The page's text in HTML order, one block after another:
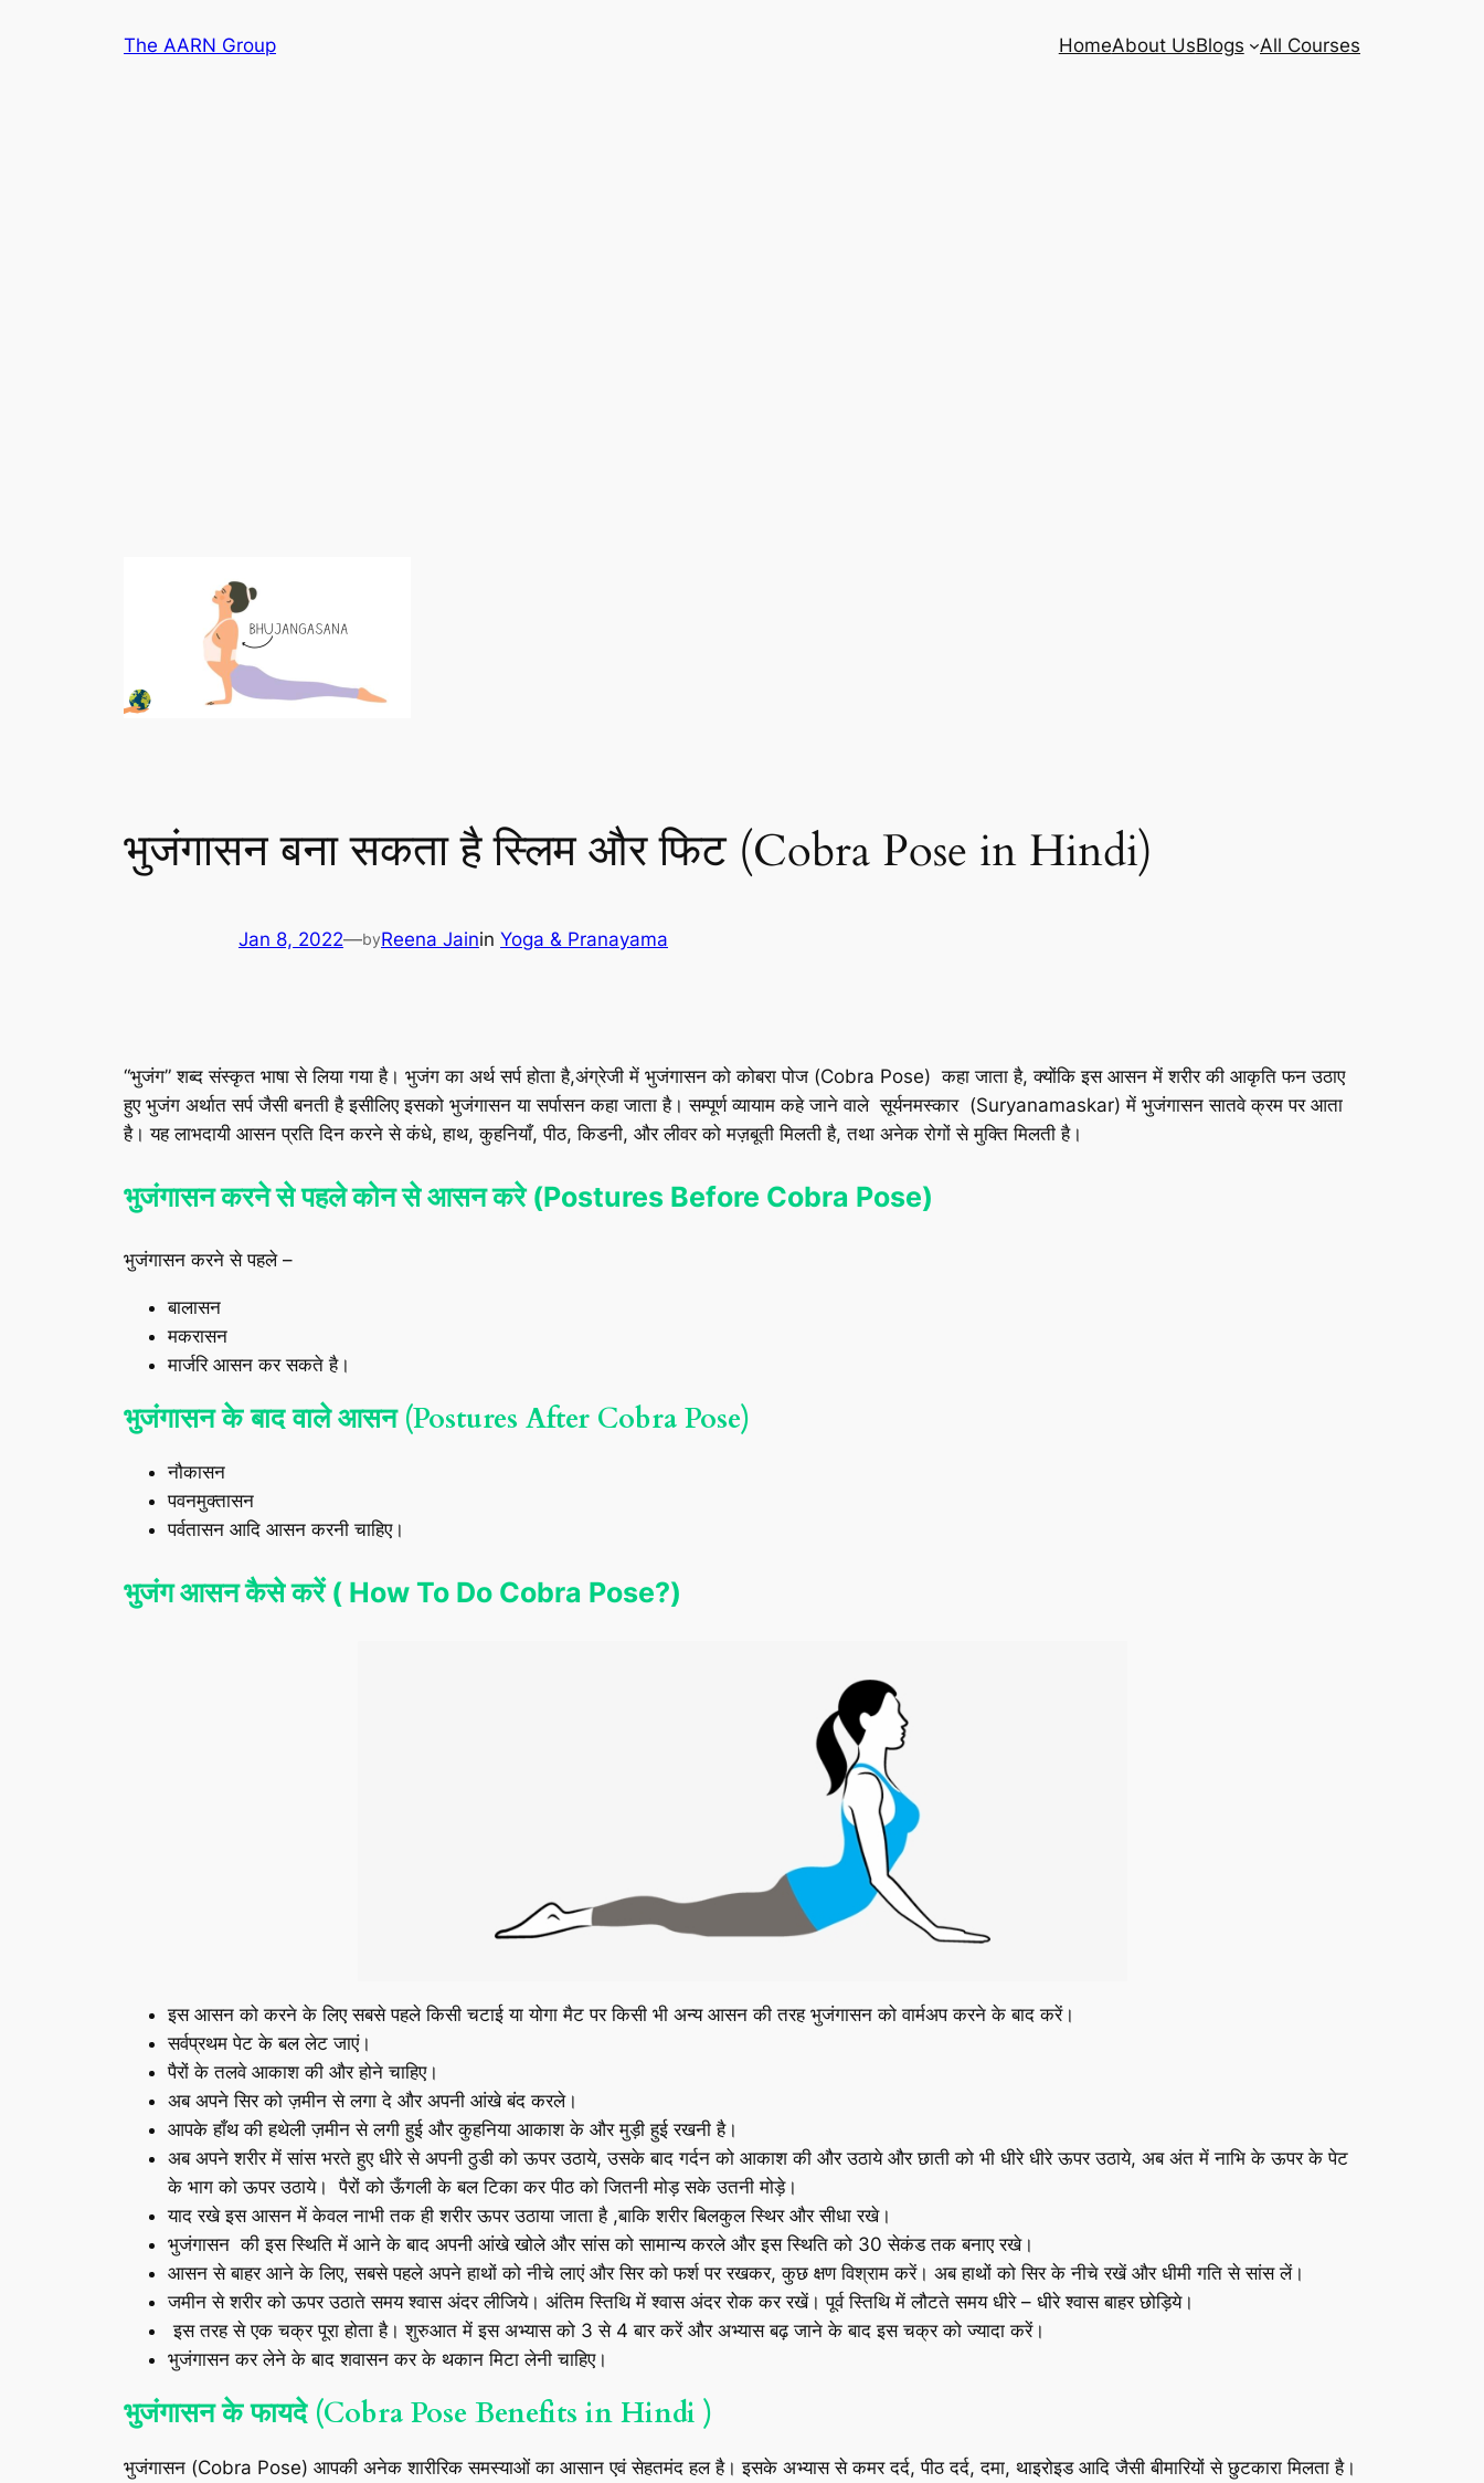
The AARN Group HomeAbout UsBlogs All Courses
भुजंगासन बना सकता है स्लिम और फिट (Cobra Pose in Hindi)
Jan 8, 2022—byReena Jainin Yoga & Pranayama
“भुजंग” शब्द संस्कृत भाषा से लिया गया है। भुजंग का अर्थ सर्प होता है,अंग्रेजी में भुजंगासन को कोबरा पोज (Cobra Pose) कहा जाता है, क्योंकि इस आसन में शरीर की आकृति फन उठाए
हुए भुजंग अर्थात सर्प जैसी बनती है इसीलिए इसको भुजंगासन या सर्पासन कहा जाता है। सम्पूर्ण व्यायाम कहे जाने वाले सूर्यनमस्कार (Suryanamaskar) में भुजंगासन सातवे क्रम पर आता
है। यह लाभदायी आसन प्रति दिन करने से कंधे, हाथ, कुहनियाँ, पीठ, किडनी, और लीवर को मज़बूती मिलती है, तथा अनेक रोगों से मुक्ति मिलती है।
भुजंगासन करने से पहले कोन से आसन करे (Postures Before Cobra Pose)
भुजंगासन करने से पहले –
बालासन
मकरासन
मार्जरि आसन कर सकते है।
भुजंगासन के बाद वाले आसन (Postures After Cobra Pose)
नौकासन
पवनमुक्तासन
पर्वतासन आदि आसन करनी चाहिए।
भुजंग आसन कैसे करें ( How To Do Cobra Pose?)
इस आसन को करने के लिए सबसे पहले किसी चटाई या योगा मैट पर किसी भी अन्य आसन की तरह भुजंगासन को वार्मअप करने के बाद करें।
सर्वप्रथम पेट के बल लेट जाएं।
पैरों के तलवे आकाश की और होने चाहिए।
अब अपने सिर को ज़मीन से लगा दे और अपनी आंखे बंद करले।
आपके हाँथ की हथेली ज़मीन से लगी हुई और कुहनिया आकाश के और मुड़ी हुई रखनी है।
अब अपने शरीर में सांस भरते हुए धीरे से अपनी ठुडी को ऊपर उठाये, उसके बाद गर्दन को आकाश की और उठाये और छाती को भी धीरे धीरे ऊपर उठाये, अब अंत में नाभि के ऊपर के पेट
के भाग को ऊपर उठाये। पैरों को ऊँगली के बल टिका कर पीठ को जितनी मोड़ सके उतनी मोड़े।
याद रखे इस आसन में केवल नाभी तक ही शरीर ऊपर उठाया जाता है ,बाकि शरीर बिलकुल स्थिर और सीधा रखे।
भुजंगासन की इस स्थिति में आने के बाद अपनी आंखे खोले और सांस को सामान्य करले और इस स्थिति को 30 सेकंड तक बनाए रखे।
आसन से बाहर आने के लिए, सबसे पहले अपने हाथों को नीचे लाएं और सिर को फर्श पर रखकर, कुछ क्षण विश्राम करें। अब हाथों को सिर के नीचे रखें और धीमी गति से सांस लें।
जमीन से शरीर को ऊपर उठाते समय श्वास अंदर लीजिये। अंतिम स्तिथि में श्वास अंदर रोक कर रखें। पूर्व स्तिथि में लौटते समय धीरे – धीरे श्वास बाहर छोड़िये।
इस तरह से एक चक्र पूरा होता है। शुरुआत में इस अभ्यास को 3 से 4 बार करें और अभ्यास बढ़ जाने के बाद इस चक्र को ज्यादा करें।
भुजंगासन कर लेने के बाद शवासन कर के थकान मिटा लेनी चाहिए।
भुजंगासन के फायदे (Cobra Pose Benefits in Hindi )
भुजंगासन (Cobra Pose) आपकी अनेक शारीरिक समस्याओं का आसान एवं सेहतमंद हल है। इसके अभ्यास से कमर दर्द, पीठ दर्द, दमा, थाइरोइड आदि जैसी बीमारियों से छुटकारा मिलता है।